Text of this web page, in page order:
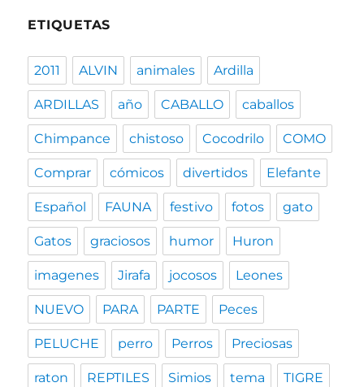
ETIQUETAS
2011 ALVIN animales Ardilla
ARDILLAS año CABALLO caballos
Chimpance chistoso Cocodrilo COMO
Comprar cómicos divertidos Elefante
Español FAUNA festivo fotos gato
Gatos graciosos humor Huron
imagenes Jirafa jocosos Leones
NUEVO PARA PARTE Peces
PELUCHE perro Perros Preciosas
raton REPTILES Simios tema TIGRE